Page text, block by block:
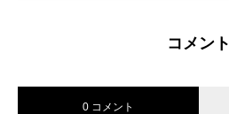
コメント
0 コメント